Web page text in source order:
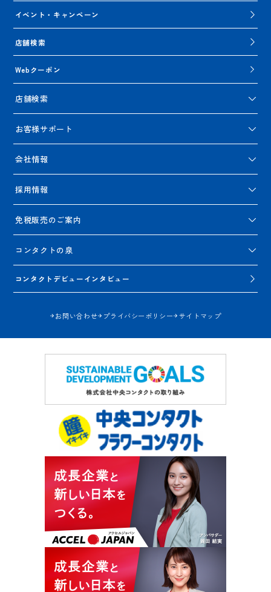
イベント・キャンペーン
店舗検索
Webクーポン
店舗検索
お客様サポート
会社情報
採用情報
免税販売のご案内
コンタクトの泉
コンタクトデビューインタビュー
お問い合わせ プライバシーポリシー サイトマップ